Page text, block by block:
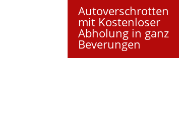
Autoverschrotten
mit Kostenloser
Abholung in ganz
Beverungen